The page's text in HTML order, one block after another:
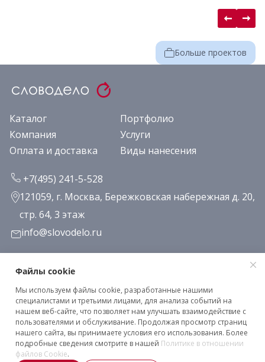
Больше проектов
Каталог
Портфолио
Компания
Услуги
Оплата и доставка
Виды нанесения
+7(495) 241-5-528
121059, г. Москва, Бережковская набережная д. 20,
стр. 64, 3 этаж
info@slovodelo.ru
Заказать звонок
Подписаться на рассылку
Клиентское соглашение
Политика конфиденциальности
Файлы cookie
Мы используем файлы cookie, разработанные нашими
специалистами и третьими лицами, для анализа событий на
нашем веб-сайте, что позволяет нам улучшать взаимодействие с
пользователями и обслуживание. Продолжая просмотр страниц
нашего сайта, вы принимаете условия его использования. Более
подробные сведения смотрите в нашей Политике в отношении
файлов Cookie.